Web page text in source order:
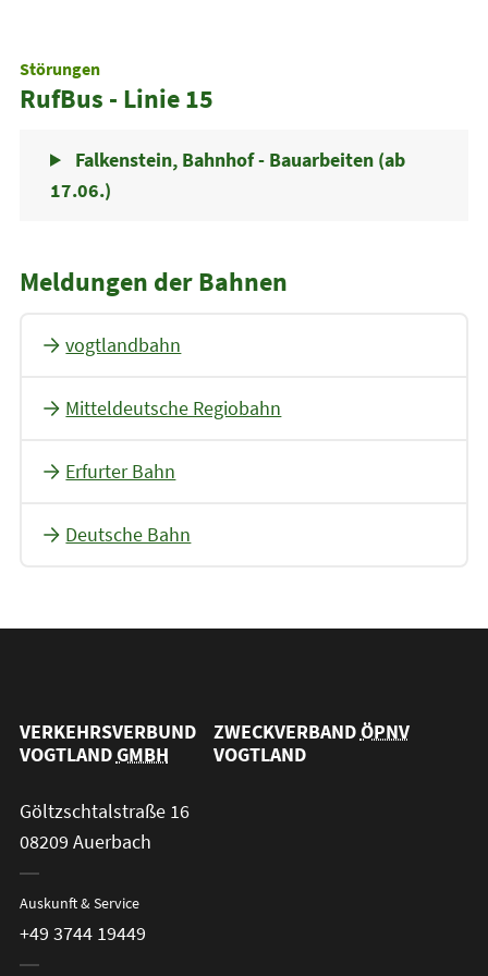
Störungen
RufBus - Linie 15
Falkenstein, Bahnhof - Bauarbeiten (ab
17.06.)
Meldungen der Bahnen
vogtlandbahn
Mitteldeutsche Regiobahn
Erfurter Bahn
Deutsche Bahn
VERKEHRSVERBUND
VOGTLANDGMBH
ZWECKVERBANDÖPNV
VOGTLAND
Göltzschtalstraße 16
08209 Auerbach
Auskunft & Service
+49 3744 19449